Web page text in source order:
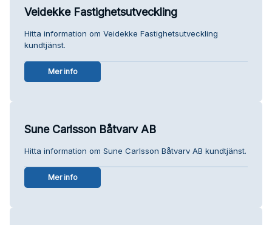
Veidekke Fastighetsutveckling
Hitta information om Veidekke Fastighetsutveckling
kundtjänst.
Mer info
Sune Carlsson Båtvarv AB
Hitta information om Sune Carlsson Båtvarv AB kundtjänst.
Mer info